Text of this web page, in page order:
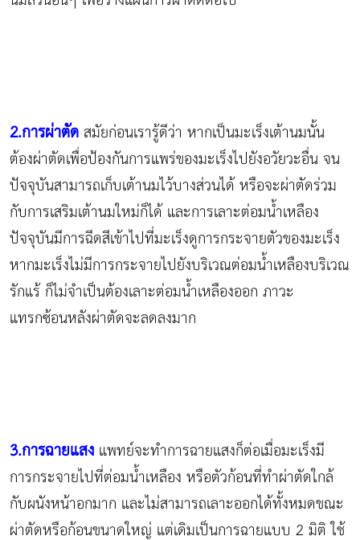
2.การผ่าตัดสมัยก่อนเรารู้ดีว่า หากเป็นมะเร็งเต้านมนั้น
ต้องผ่าตัดเพื่อป้องกันการแพร่ของมะเร็งไปยังอวัยวะอื่น จน
ปัจจุบันสามารถเก็บเต้านมไว้บางส่วนได้ หรือจะผ่าตัดร่วม
กับการเสริมเต้านมใหม่ก็ได้ และการเลาะต่อมน้ำเหลือง
ปัจจุบันมีการฉีดสีเข้าไปที่มะเร็งดูการกระจายตัวของมะเร็ง
หากมะเร็งไม่มีการกระจายไปยังบริเวณต่อมน้ำเหลืองบริเวณ
รักแร้ ก็ไม่จำเป็นต้องเลาะต่อมน้ำเหลืองออก ภาวะ
แทรกซ้อนหลังผ่าตัดจะลดลงมาก
3.การฉายแสง แพทย์จะทำการฉายแสงก็ต่อเมื่อมะเร็งมี
การกระจายไปที่ต่อมน้ำเหลือง หรือตัวก้อนที่ทำผ่าตัดใกล้
กับผนังหน้าอกมาก และไม่สามารถเลาะออกได้ทั้งหมดขณะ
ผ่าตัดหรือก้อนขนาดใหญ่ แต่เดิมเป็นการฉายแบบ 2 มิติ ใช้